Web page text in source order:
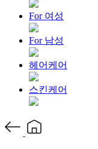
For 여성
For 남성
헤어케어
스킨케어